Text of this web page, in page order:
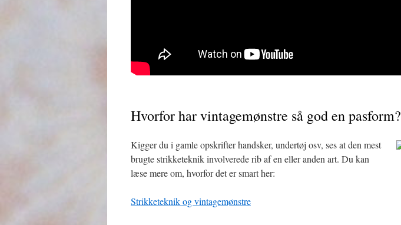
Hvorfor har vintagemønstre så god en pasform?
Kigger du i gamle opskrifter handsker, undertøj osv, ses at den mest
brugte strikketeknik involverede rib af en eller anden art. Du kan
læse mere om, hvorfor det er smart her:
Strikketeknik og vintagemønstre